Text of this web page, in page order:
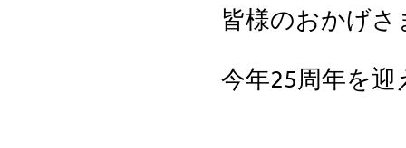
皆様のおかげ
今年25周年を